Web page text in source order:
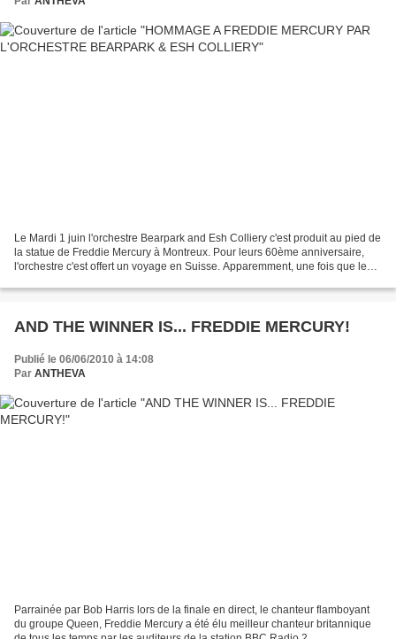
Le Mardi 1 juin l'orchestre Bearpark and Esh Colliery c'est produit au pied de
la statue de Freddie Mercury à Montreux. Pour leurs 60ème anniversaire,
l'orchestre c'est offert un voyage en Suisse. Apparemment, une fois que les
AND THE WINNER IS... FREDDIE MERCURY!
Publié le 06/06/2010 à 14:08
Par ANTHEVA
Parrainée par Bob Harris lors de la finale en direct, le chanteur flamboyant
du groupe Queen, Freddie Mercury a été élu meilleur chanteur britannique